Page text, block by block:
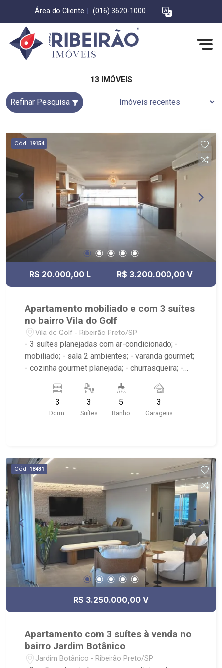
Área do Cliente (016) 3620-1000
13 IMÓVEIS
Refinar Pesquisa
Cód. 19154
R$ 20.000,00 L R$ 3.200.000,00 V
Apartamento mobiliado e com 3 suítes
no bairro Vila do Golf
Vila do Golf - Ribeirão Preto/SP
- 3 suítes planejadas com ar-condicionado; -
mobiliado; - sala 2 ambientes; - varanda gourmet;
- cozinha gourmet planejada; - churrasqueira; -
planejados com box e espelho; - lavabo; -
banheiro de serviço; - condomínio com portaria
24h, academia, quadra poliesportiva, mercadinho
3
Dorm.
3
Suítes
5
Banho
3
Garagens
Cód. 18431
R$ 3.250.000,00 V
Apartamento com 3 suítes à venda no
bairro Jardim Botânico
Jardim Botânico - Ribeirão Preto/SP